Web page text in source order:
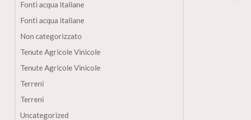
Fonti acqua italiane
Fonti acqua italiane
Non categorizzato
Tenute Agricole Vinicole
Tenute Agricole Vinicole
Terreni
Terreni
Uncategorized